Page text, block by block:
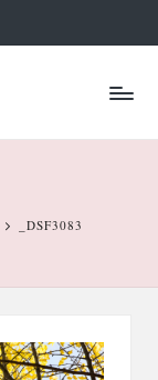
_DSF3083